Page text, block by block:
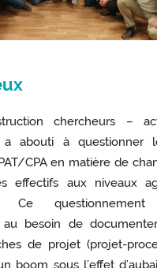
chercheurs –
a abouti à questionner
CPA en matière de
effectifs aux niveaux
Ce questionnement
au besoin de
de projet (projet-
boom sous l’effet